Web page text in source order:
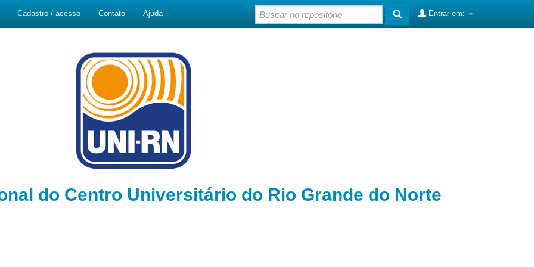
Cadastro / acesso Contato Ajuda Entrar em:
do Centro Universitário do Rio Grande do Norte